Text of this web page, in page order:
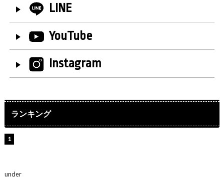
LINE
YouTube
Instagram
ランキング
under